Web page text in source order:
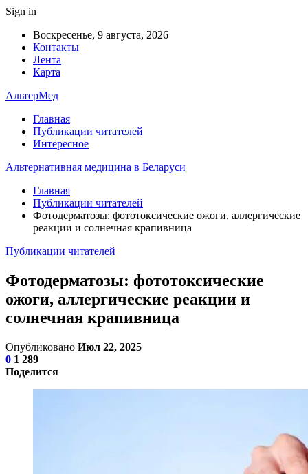
Sign in
Воскресенье, 9 августа, 2026
Контакты
Лента
Карта
АльтерМед
Главная
Публикации читателей
Интересное
Альтернативная медицина в Беларуси
Главная
Публикации читателей
Фотодерматозы: фототоксические ожоги, аллергические
реакции и солнечная крапивница
Публикации читателей
Фотодерматозы: фототоксические
ожоги, аллергические реакции и
солнечная крапивница
Опубликовано Июл 22, 2025
0 1 289
Поделится